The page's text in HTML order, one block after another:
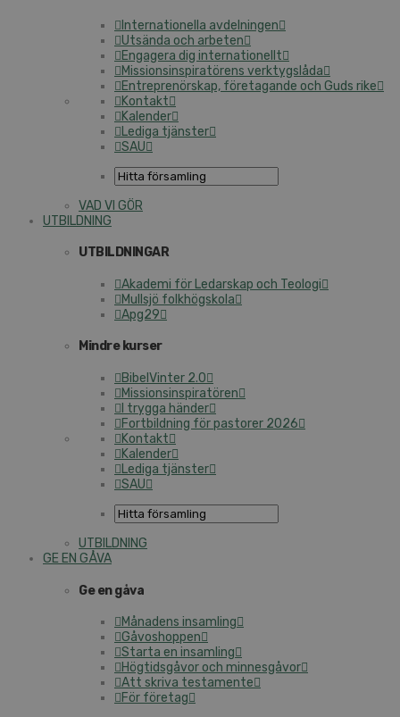
Internationella avdelningen
Utsända och arbeten
Engagera dig internationellt
Missionsinspiratörens verktygslåda
Entreprenörskap, företagande och Guds rike
Kontakt
Kalender
Lediga tjänster
SAU
VAD VI GÖR
UTBILDNING
UTBILDNINGAR
Akademi för Ledarskap och Teologi
Mullsjö folkhögskola
Apg29
Mindre kurser
BibelVinter 2.0
Missionsinspiratören
I trygga händer
Fortbildning för pastorer 2026
Kontakt
Kalender
Lediga tjänster
SAU
UTBILDNING
GE EN GÅVA
Ge en gåva
Månadens insamling
Gåvoshoppen
Starta en insamling
Högtidsgåvor och minnesgåvor
Att skriva testamente
För företag